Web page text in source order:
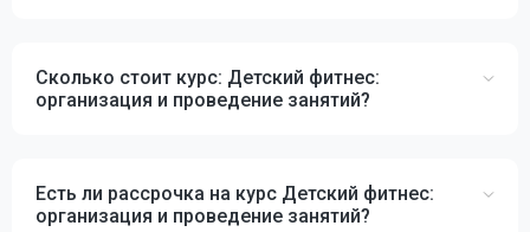
Сколько стоит курс: Детский фитнес:
организация и проведение занятий?
Есть ли рассрочка на курс Детский фитнес:
организация и проведение занятий?